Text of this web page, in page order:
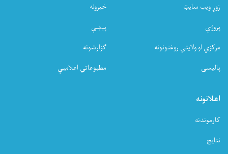
زوړ ویب سایټ
پروژې
مرکزي او ولایتي روغتونونه
پالیسۍ
خبرونه
پېښې
ګزارشونه
مطبوعاتي اعلامیې
اعلانونه
کارموندنه
نتایج